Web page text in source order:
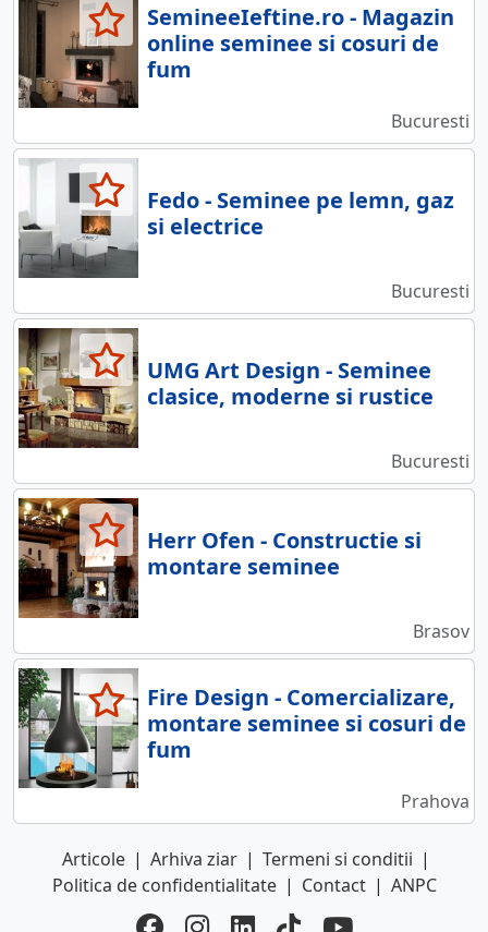
SemineeIeftine.ro - Magazin
online seminee si cosuri de
fum
Bucuresti
Fedo - Seminee pe lemn, gaz
si electrice
Bucuresti
UMG Art Design - Seminee
clasice, moderne si rustice
Bucuresti
Herr Ofen - Constructie si
montare seminee
Brasov
Fire Design - Comercializare,
montare seminee si cosuri de
fum
Prahova
Articole | Arhiva ziar | Termeni si conditii |
Politica de confidentialitate | Contact | ANPC